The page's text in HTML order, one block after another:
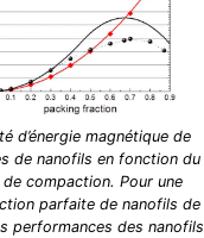
d’énergie magnétique de
de nanofils en fonction du
de compaction. Pour une
parfaite de nanofils de
performances des nanofils